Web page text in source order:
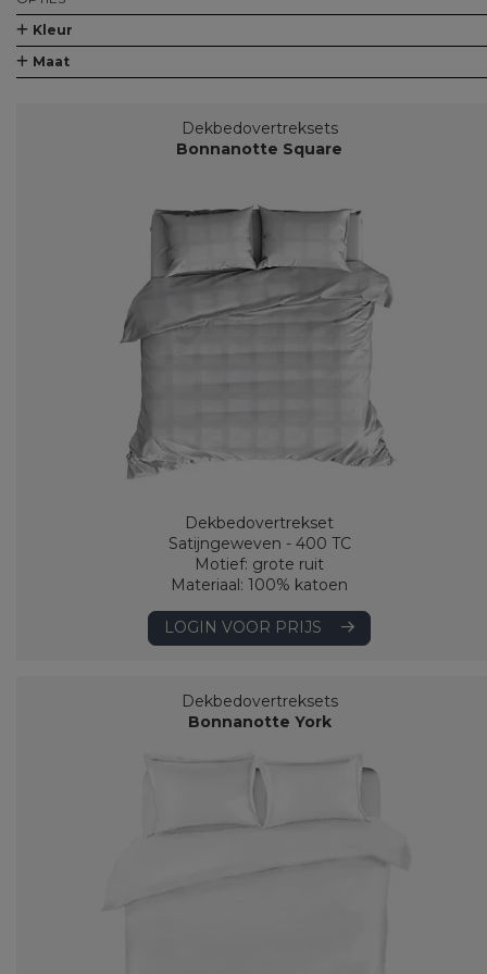
Kleur
Maat
Dekbedovertreksets
Bonnanotte Square
Dekbedovertrekset
Satijngeweven - 400 TC
Motief: grote ruit
Materiaal: 100% katoen
LOGIN VOOR PRIJS
Dekbedovertreksets
Bonnanotte York